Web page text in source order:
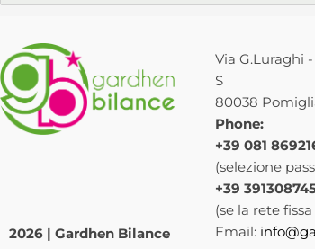
2026 | Gardhen Bilance
Via G.Luraghi
S
80038
Phone:
+39 081
(selezione
+39
(se la rete
Email: